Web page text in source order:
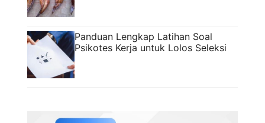
Panduan Lengkap Latihan Soal
Psikotes Kerja untuk Lolos Seleksi